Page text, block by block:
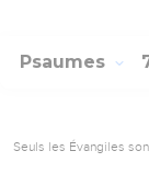
Psaumes
Seuls les Évangiles